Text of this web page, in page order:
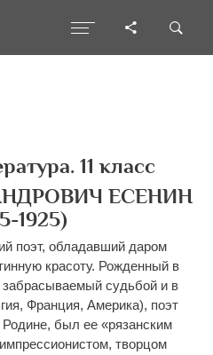
11 класс
ЕСЕНИН
1925)
поэт, обладавший даром
красоту. Рожденный в
забрасываемый судьбой и в
Франция, Америка), поэт
Родине, был ее «рязанским
творцом